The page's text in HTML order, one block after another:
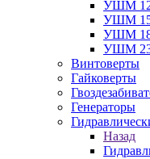
УШМ
УШМ
УШМ
УШМ
Винтоверты
Гайковерты
Генераторы
Назад